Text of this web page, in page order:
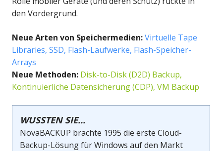
den Vordergrund.
Neue Arten von Speichermedien:Virtuelle Tape
Libraries, SSD, Flash-Laufwerke, Flash-Speicher-
Arrays
Neue Methoden: Disk-to-Disk (D2D) Backup,
Kontinuierliche Datensicherung (CDP), VM Backup
WUSSTEN SIE...
NovaBACKUP brachte 1995 die erste Cloud-
Backup-Lösung für Windows auf den Markt